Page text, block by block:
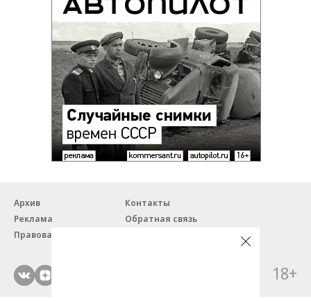
Архив
Контакты
Реклама
Обратная связь
Правовая информация
18+